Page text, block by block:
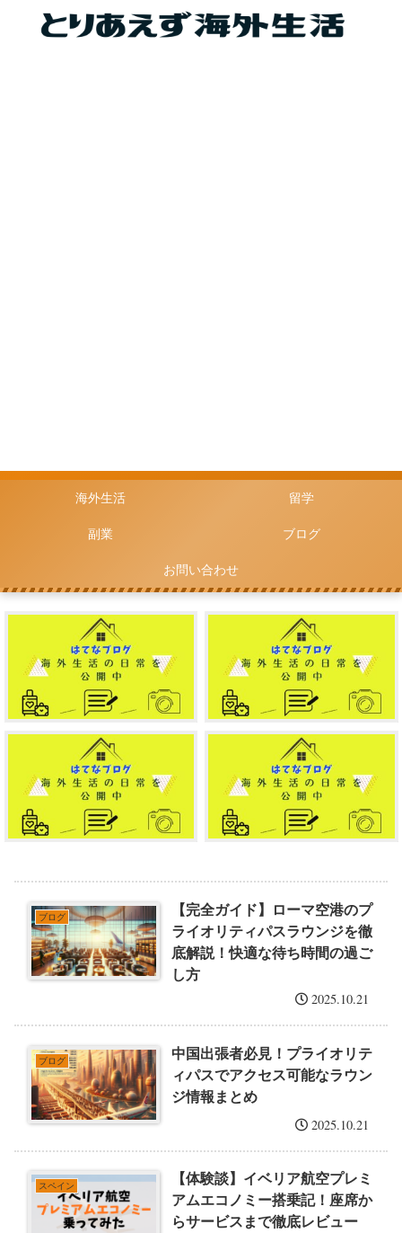
海外生活 留学
副業 ブログ
お問い合わせ
ブログ
【完全ガイド】ローマ空港のプ
ライオリティパスラウンジを徹
底解説！快適な待ち時間の過ご
し方
2025.10.21
ブログ
中国出張者必見！プライオリテ
ィパスでアクセス可能なラウン
ジ情報まとめ
2025.10.21
スペイン
【体験談】イベリア航空プレミ
アムエコノミー搭乗記！座席か
らサービスまで徹底レビュー